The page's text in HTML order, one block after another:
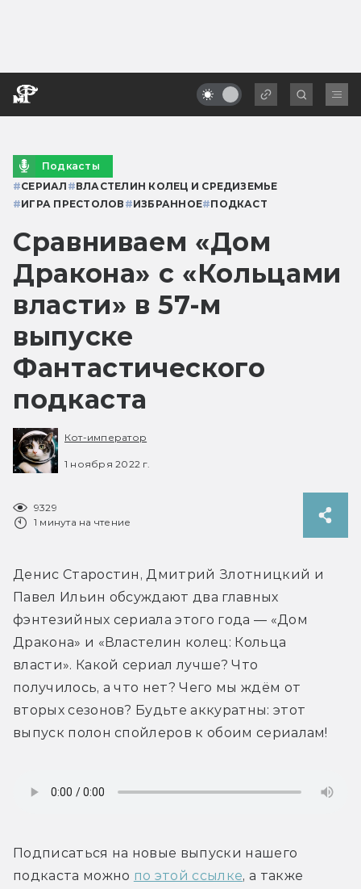
Подкасты
#СЕРИАЛ #ВЛАСТЕЛИН КОЛЕЦ И СРЕДИЗЕМЬЕ
#ИГРА ПРЕСТОЛОВ #ИЗБРАННОЕ#ПОДКАСТ
Сравниваем «Дом
Дракона» с «Кольцами
власти» в 57-м
выпуске
Фантастического
подкаста
Кот-император
1 ноября 2022 г.
9329
1 минута на чтение
Денис Старостин, Дмитрий Злотницкий и
Павел Ильин обсуждают два главных
фэнтезийных сериала этого года — «Дом
Дракона» и «Властелин колец: Кольца
власти». Какой сериал лучше? Что
получилось, а что нет? Чего мы ждём от
вторых сезонов? Будьте аккуратны: этот
выпуск полон спойлеров к обоим сериалам!
Подписаться на новые выпуски нашего
подкаста можно по этой ссылке, а также